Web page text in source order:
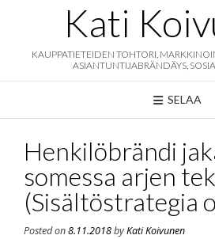
Kati
KAUPPATIETEIDEN TOHTORI,
ASIANTUNTIJABRÄNDÄYS,
SELAA
Henkilöbrändi
somessa arjen
(Sisältöstrategia
Posted on8.11.2018byKati Koivunen